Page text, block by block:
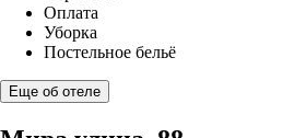
Оплата
Уборка
Постельное бельё
Еще об отеле